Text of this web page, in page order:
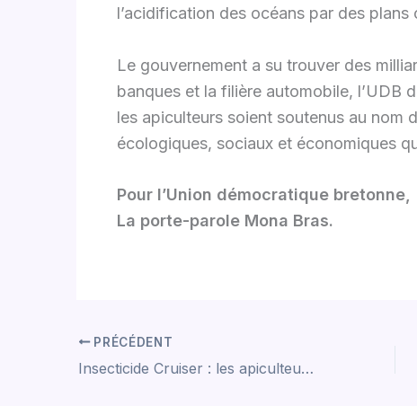
l’acidification des océans par des
Le gouvernement a su trouver des
banques et la filière automobile, l’UDB
les apiculteurs soient soutenus au nom
écologiques, sociaux et économiques
Pour l’Union démocratique bretonne,
La porte-parole Mona Bras.
PRÉCÉDENT
Insecticide Cruiser : les apiculteurs claquent la porte du comité de suivi